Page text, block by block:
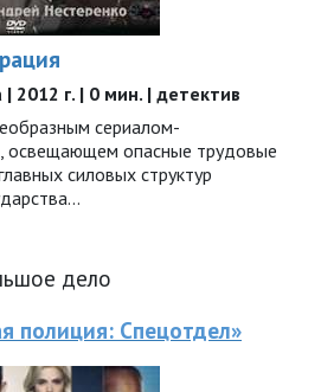
| 2012 г. | 0 мин. | детектив
сериалом-
освещающем опасные трудовые
силовых структур
дело
полиция: Спецотдел»